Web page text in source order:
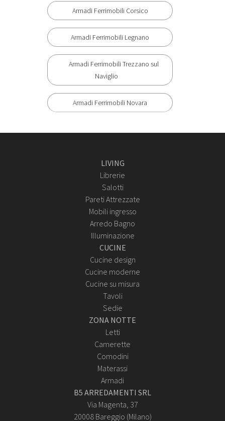
Armadi Ferrimobili Corsico
Armadi Ferrimobili Legnano
Armadi Ferrimobili Trezzano sul
Naviglio
Armadi Ferrimobili Novara
LIVING
Librerie
Salotti
Pareti Attrezzate
Mobili ingresso
Arredo Bagno
Illuminazione
CUCINE
Cucine design
Cucine moderne
Cucine su misura
Tavoli
Sedie
ZONA NOTTE
Letti
Camerette
Comodini
Materassi
Armadi
B5 ARREDAMENTI SRL
Via Magenta, 37
20008 Bareggio (Milano)